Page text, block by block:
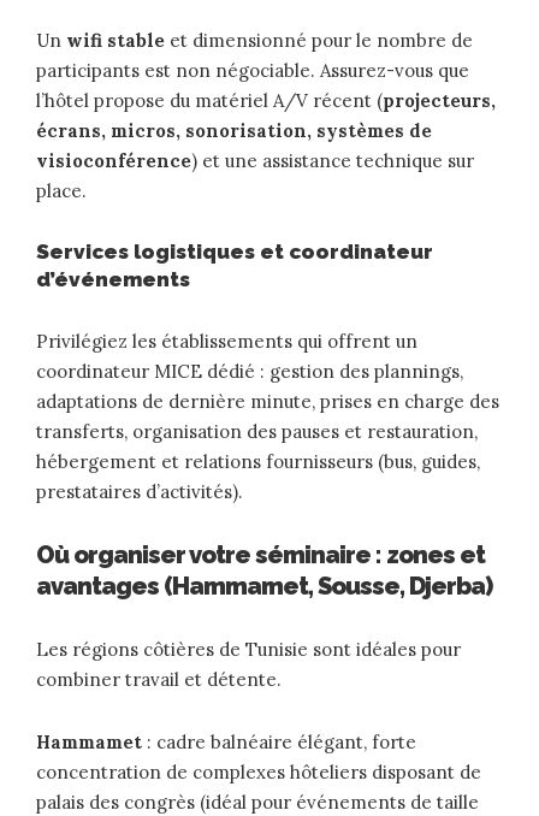
Un wifi stable et dimensionné pour le nombre de
participants est non négociable. Assurez-vous que
l’hôtel propose du matériel A/V récent (projecteurs,
écrans, micros, sonorisation, systèmes de
visioconférence) et une assistance technique sur
place.
Services logistiques et coordinateur
d’événements
Privilégiez les établissements qui offrent un
coordinateur MICE dédié : gestion des plannings,
adaptations de dernière minute, prises en charge des
transferts, organisation des pauses et restauration,
hébergement et relations fournisseurs (bus, guides,
prestataires d’activités).
Où organiser votre séminaire : zones et
avantages (Hammamet, Sousse, Djerba)
Les régions côtières de Tunisie sont idéales pour
combiner travail et détente.
Hammamet : cadre balnéaire élégant, forte
concentration de complexes hôteliers disposant de
palais des congrès (idéal pour événements de taille